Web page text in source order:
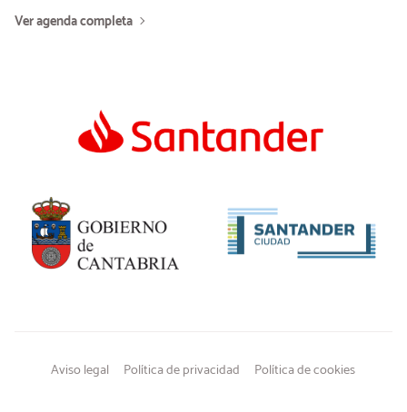
Ver agenda completa
Aviso legal Política de privacidad Política de cookies